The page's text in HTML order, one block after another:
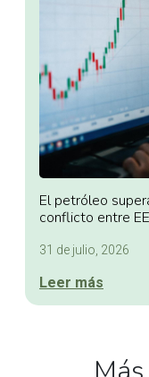
El petróleo
conflicto entre
31 de julio, 2026
Leer más